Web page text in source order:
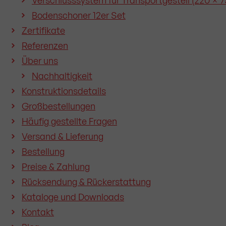
Bodenschoner 12er Set
Zertifikate
Referenzen
Über uns
Nachhaltigkeit
Konstruktionsdetails
Großbestellungen
Häufig gestellte Fragen
Versand & Lieferung
Bestellung
Preise & Zahlung
Rücksendung & Rückerstattung
Kataloge und Downloads
Kontakt